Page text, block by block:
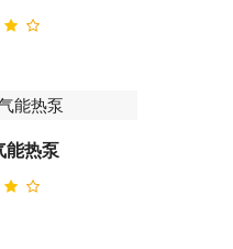
能热泵